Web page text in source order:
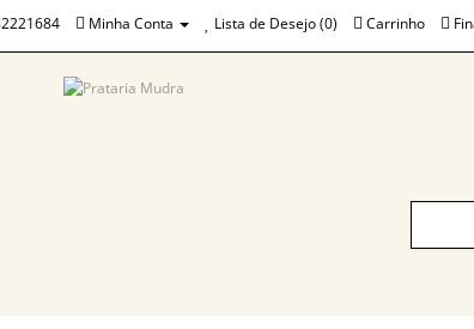
Minha Conta Lista de Desejo (0) Carrinho